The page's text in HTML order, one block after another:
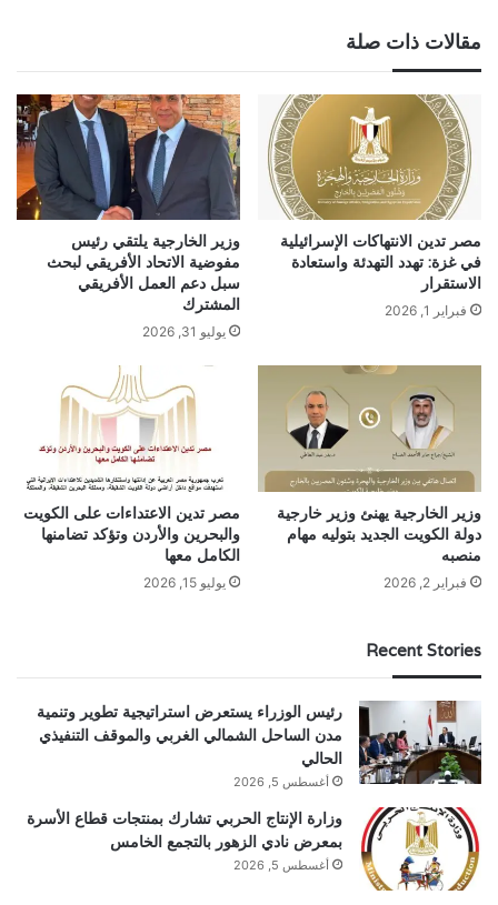
مقالات ذات صلة
مصر تدين الانتهاكات الإسرائيلية
في غزة: تهدد التهدئة واستعادة
الاستقرار
فبراير 1, 2026
وزير الخارجية يلتقي رئيس
مفوضية الاتحاد الأفريقي لبحث
سبل دعم العمل الأفريقي
المشترك
يوليو 31, 2026
وزير الخارجية يهنئ وزير خارجية
دولة الكويت الجديد بتوليه مهام
منصبه
فبراير 2, 2026
مصر تدين الاعتداءات على الكويت
والبحرين والأردن وتؤكد تضامنها
الكامل معها
يوليو 15, 2026
Recent Stories
رئيس الوزراء يستعرض استراتيجية تطوير وتنمية
مدن الساحل الشمالي الغربي والموقف التنفيذي
الحالي
أغسطس 5, 2026
وزارة الإنتاج الحربي تشارك بمنتجات قطاع الأسرة
بمعرض نادي الزهور بالتجمع الخامس
أغسطس 5, 2026